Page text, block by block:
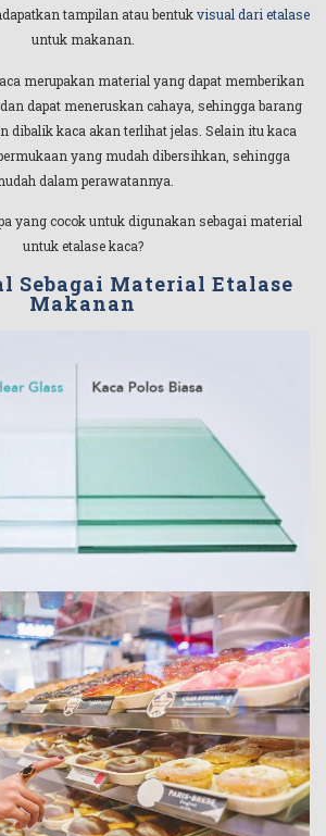
tampilan atau bentukvisual dari etalase
untuk makanan.
merupakan material yang dapat memberikan
dapat meneruskan cahaya, sehingga barang
dibalik kaca akan terlihat jelas. Selain itu kaca
yang mudah dibersihkan, sehingga
dalam perawatannya.
yang cocok untuk digunakan sebagai material
untuk etalase kaca?
Sebagai Material Etalase
Makanan